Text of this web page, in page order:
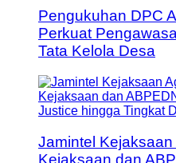
Pengukuhan DPC
Perkuat
Tata Kelola Desa
Jamintel
Kejaksaan dan